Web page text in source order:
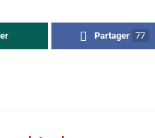
Partager 77